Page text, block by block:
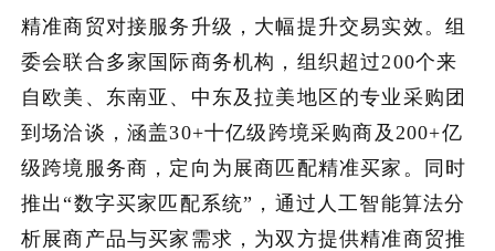
精准商贸对接服务升级，大幅提升交易实效。组
委会联合多家国际商务机构，组织超过200个来
自欧美、东南亚、中东及拉美地区的专业采购团
到场洽谈，涵盖30+十亿级跨境采购商及200+亿
级跨境服务商，定向为展商匹配精准买家。同时
推出“数字买家匹配系统”，通过人工智能算法分
析展商产品与买家需求，为双方提供精准商贸推